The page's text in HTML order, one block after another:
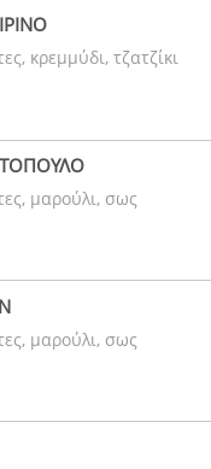
κρεμμύδι, τζατζίκι
μαρούλι, σως
μαρούλι, σως